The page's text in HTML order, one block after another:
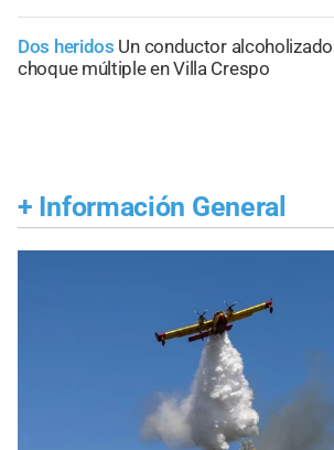
Dos heridos Un conductor
choque múltiple en Villa Crespo
+ Información General